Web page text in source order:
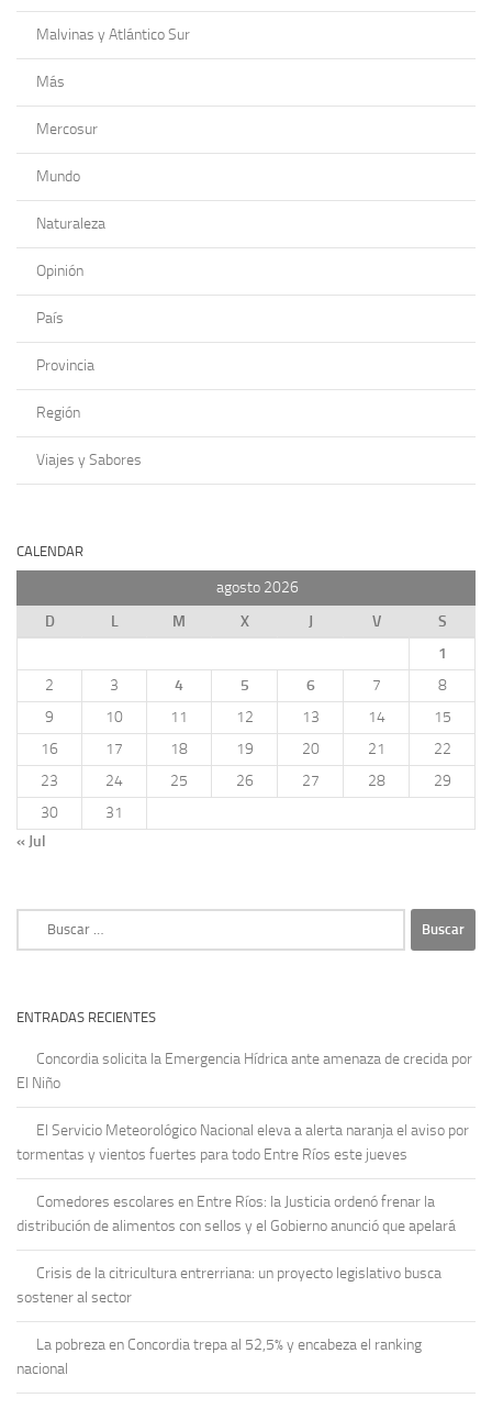
Malvinas y Atlántico Sur
Más
Mercosur
Mundo
Naturaleza
Opinión
País
Provincia
Región
Viajes y Sabores
CALENDAR
agosto 2026
D
L M X J V
S
1
2
3 4 5 6 7
8
9
10 11 12 13 14
15
16
17 18 19 20 21
22
23
24 25 26 27 28
29
30
31
« Jul
ENTRADAS RECIENTES
Concordia solicita la Emergencia Hídrica ante amenaza de crecida por
El Niño
El Servicio Meteorológico Nacional eleva a alerta naranja el aviso por
tormentas y vientos fuertes para todo Entre Ríos este jueves
Comedores escolares en Entre Ríos: la Justicia ordenó frenar la
distribución de alimentos con sellos y el Gobierno anunció que apelará
Crisis de la citricultura entrerriana: un proyecto legislativo busca
sostener al sector
La pobreza en Concordia trepa al 52,5% y encabeza el ranking
nacional